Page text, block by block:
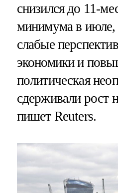
снизился до 11-
минимума в июле,
слабые
экономики и
политическая
сдерживали рост
пишет Reuters.